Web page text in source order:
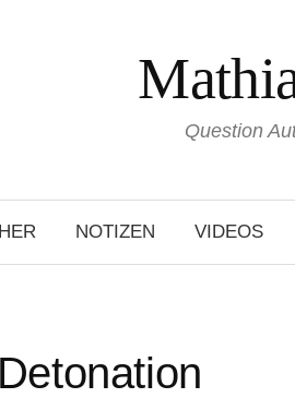
Question
NOTIZEN VIDEOS